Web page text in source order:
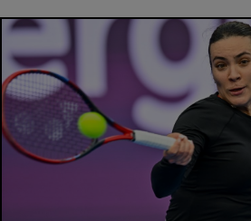
SuperLiga
Liga 2
Cupa României
Echipa Națională